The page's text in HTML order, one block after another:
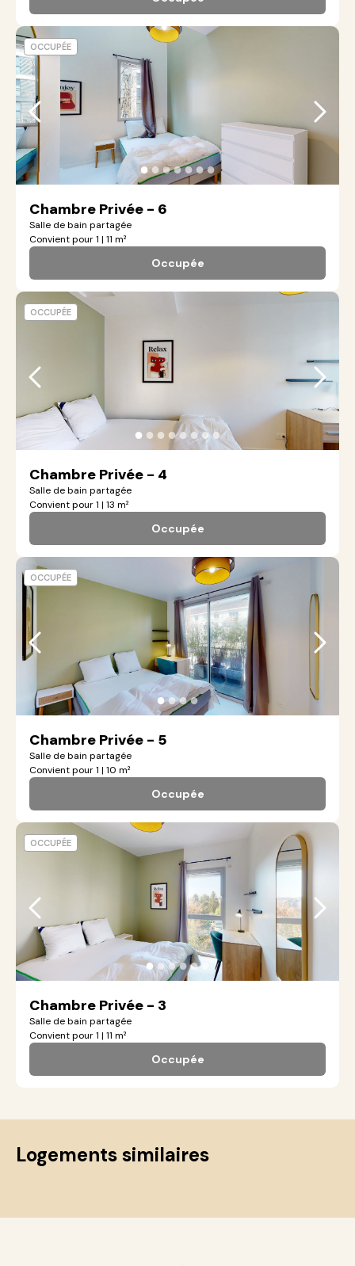
●●●●●●●
Chambre Privée - 6
Salle de bain partagée
Convient pour 1 | 11 m²
Occupée
OCCUPÉE
● ● ● ●●●●●
Chambre Privée - 4
Salle de bain partagée
Convient pour 1 | 13 m²
Occupée
OCCUPÉE
●●●●
Chambre Privée - 5
Salle de bain partagée
Convient pour 1 | 10 m²
Occupée
OCCUPÉE
●●●●●●
Chambre Privée - 3
Salle de bain partagée
Convient pour 1 | 11 m²
Occupée
OCCUPÉE
Logements similaires